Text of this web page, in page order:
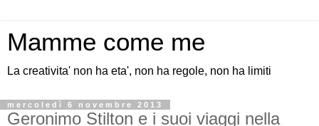
Mamme come me
La creativita' non ha eta', non ha regole, non ha limiti
mercoledì 6 novembre 2013
Geronimo Stilton e i suoi viaggi nella